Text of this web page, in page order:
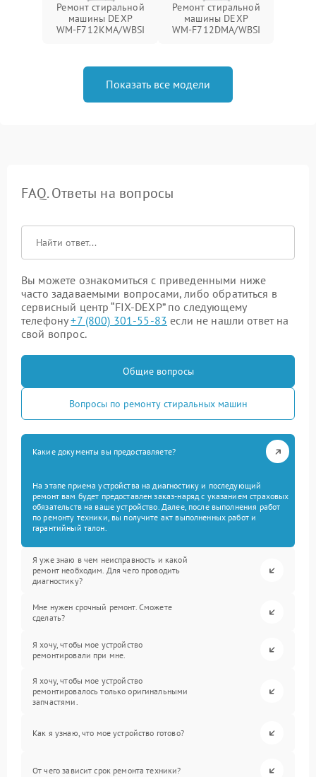
Ремонт стиральной
машины DEXP
WM‑F712KMA/WBSI
Ремонт стиральной
машины DEXP
WM‑F712DMA/WBSI
Показать все модели
FAQ. Ответы на вопросы
Вы можете ознакомиться с приведенными ниже
часто задаваемыми вопросами, либо обратиться в
сервисный центр “FIX-DEXP” по следующему
телефону+7 (800) 301-55-83 если не нашли ответ на
свой вопрос.
Общие вопросы
Вопросы по ремонту стиральных машин
Какие документы вы предоставляете?
На этапе приема устройства на диагностику и последующий
ремонт вам будет предоставлен заказ-наряд с указанием страховых
обязательств на ваше устройство. Далее, после выполнения работ
по ремонту техники, вы получите акт выполненных работ и
гарантийный талон.
Я уже знаю в чем неисправность и какой
ремонт необходим. Для чего проводить
диагностику?
Мне нужен срочный ремонт. Сможете
сделать?
Я хочу, чтобы мое устройство
ремонтировали при мне.
Я хочу, чтобы мое устройство
ремонтировалось только оригинальными
запчастями.
Как я узнаю, что мое устройство готово?
От чего зависит срок ремонта техники?